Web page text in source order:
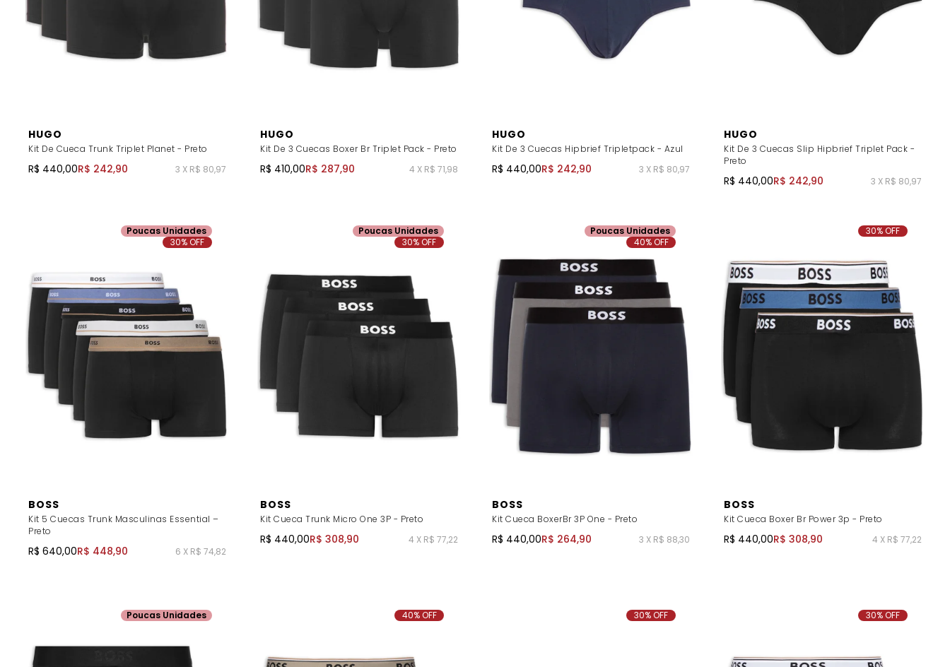
HUGO
Kit De Cueca Trunk Triplet Planet - Preto
R$ 440,00R$ 242,90 3 X R$ 80,97
HUGO
Kit De 3 Cuecas Boxer Br Triplet Pack - Preto
R$ 410,00R$ 287,90 4 X R$ 71,98
HUGO
Kit De 3 Cuecas Hipbrief Tripletpack - Azul
R$ 440,00R$ 242,90 3 X R$ 80,97
HUGO
Kit De 3 Cuecas Slip Hipbrief Triplet Pack -
Preto
R$ 440,00R$ 242,90 3 X R$ 80,97
BOSS
Kit 5 Cuecas Trunk Masculinas Essential –
Preto
R$ 640,00R$ 448,90 6 X R$ 74,82
Poucas Unidades
30% OFF
BOSS
Kit Cueca Trunk Micro One 3P - Preto
R$ 440,00R$ 308,90 4 X R$ 77,22
Poucas Unidades
30% OFF
BOSS
Kit Cueca BoxerBr 3P One - Preto
R$ 440,00R$ 264,90 3 X R$ 88,30
Poucas Unidades
40% OFF
BOSS
Kit Cueca Boxer Br Power 3p - Preto
R$ 440,00R$ 308,90 4 X R$ 77,22
30% OFF
Poucas Unidades 40% OFF 30% OFF 30% OFF